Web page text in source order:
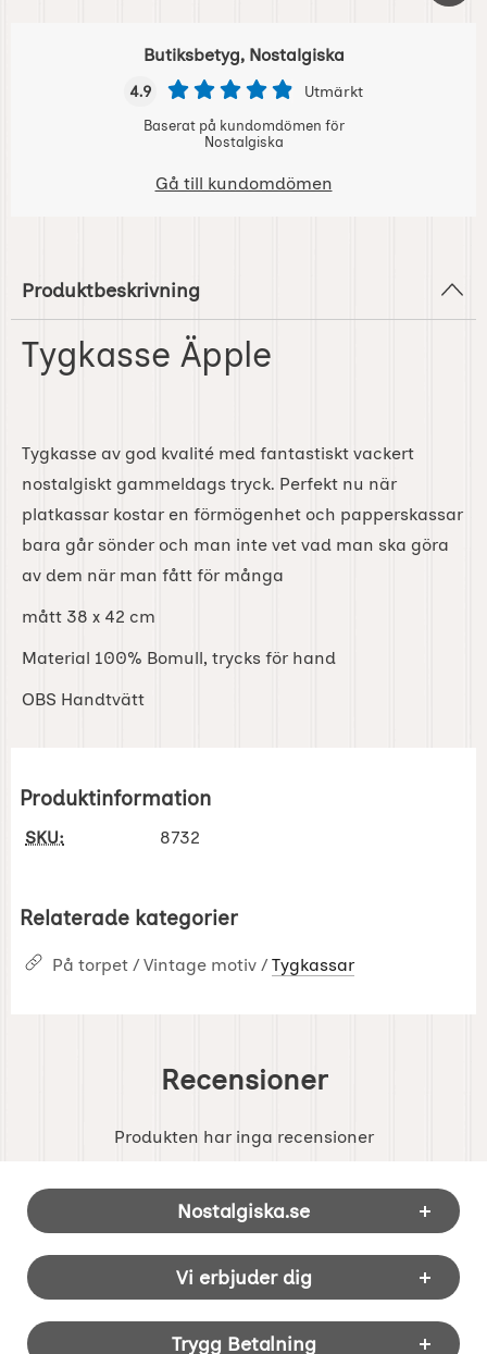
Butiksbetyg, Nostalgiska
4.9 Utmärkt
Baserat på kundomdömen för
Nostalgiska
Gå till kundomdömen
Produktbeskrivning
Tygkasse Äpple
Tygkasse av god kvalité med fantastiskt vackert
nostalgiskt gammeldags tryck. Perfekt nu när
platkassar kostar en förmögenhet och papperskassar
bara går sönder och man inte vet vad man ska göra
av dem när man fått för många
mått 38 x 42 cm
Material 100% Bomull, trycks för hand
OBS Handtvätt
Produktinformation
SKU: 8732
Relaterade kategorier
På torpet / Vintage motiv / Tygkassar
Recensioner
Produkten har inga recensioner
Sidfot Blandad info och länkar
Nostalgiska.se
Vi erbjuder dig
Trygg Betalning